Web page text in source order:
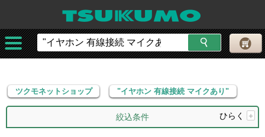
ツクモネットショップ "イヤホン 有線接続 マイクあり"
ツクモネットショップ "イヤホン 有線接続 マイクあり"
絞込条件 ひらく +